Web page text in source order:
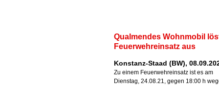
Qualmendes Wohnmobil
Feuerwehreinsatz aus
Konstanz-Staad (BW),
Zu einem Feuerwehreinsatz ist es am
Dienstag, 24.08.21, gegen 18:00 h